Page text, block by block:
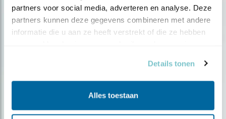
partners voor social media, adverteren en analyse. Deze
partners kunnen deze gegevens combineren met andere
informatie die u aan ze heeft verstrekt of die ze hebben
Details tonen
Alles toestaan